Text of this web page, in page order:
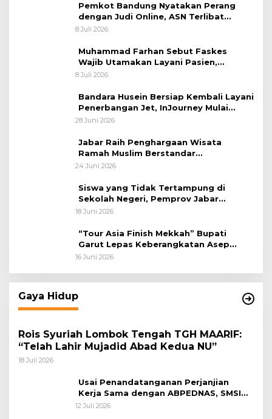
Pemkot Bandung Nyatakan Perang
dengan Judi Online, ASN Terlibat
Terancam Dipecat Tidak Hormat
8 Juli 2026
Muhammad Farhan Sebut Faskes
Wajib Utamakan Layani Pasien,
Penolakan akan Berujung Sanksi Tegas
8 Juli 2026
Bandara Husein Bersiap Kembali Layani
Penerbangan Jet, InJourney Mulai
Tahap Optimalisasi
28 Juni 2026
Jabar Raih Penghargaan Wisata
Ramah Muslim Berstandar
Internasional
24 Juni 2026
Siswa yang Tidak Tertampung di
Sekolah Negeri, Pemprov Jabar
Siapkan Bantuan Dana Pendidikan
18 Juni 2026
“Tour Asia Finish Mekkah” Bupati
Garut Lepas Keberangkatan Asep
Akung
16 Juni 2026
Gaya Hidup
Rois Syuriah Lombok Tengah TGH MAARIF:
“Telah Lahir Mujadid Abad Kedua NU”
18 Juli 2026
Usai Penandatanganan Perjanjian
Kerja Sama dengan ABPEDNAS, SMSI
Bergerak Bentuk Pokja News Room
12 Juli 2026